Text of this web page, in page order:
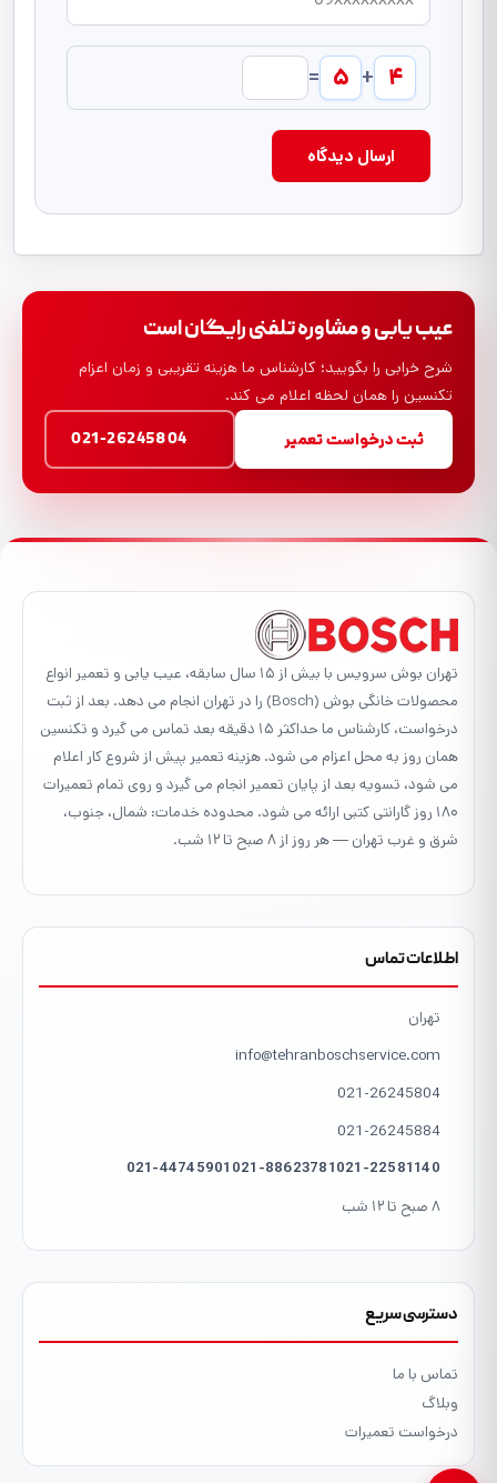
۴ + ۵ =
ارسال دیدگاه
عیب یابی و مشاوره تلفنی رایگان است
شرح خرابی را بگویید؛ کارشناس ما هزینه تقریبی و زمان اعزام
تکنسین را همان لحظه اعلام می کند.
ثبت درخواست تعمیر 021-26245804
تهران بوش سرویس با بیش از ۱۵ سال سابقه، عیب یابی و تعمیر انواع
محصولات خانگی بوش (Bosch) را در تهران انجام می دهد. بعد از ثبت
درخواست، کارشناس ما حداکثر ۱۵ دقیقه بعد تماس می گیرد و تکنسین
همان روز به محل اعزام می شود. هزینه تعمیر پیش از شروع کار اعلام
می شود، تسویه بعد از پایان تعمیر انجام می گیرد و روی تمام تعمیرات
۱۸۰ روز گارانتی کتبی ارائه می شود. محدوده خدمات: شمال، جنوب،
شرق و غرب تهران — هر روز از ۸ صبح تا ۱۲ شب.
اطلاعات تماس
تهران
info@tehranboschservice.com
021-26245804
021-26245884
021-22581140
021-88623781
021-44745901
۸ صبح تا ۱۲ شب
دسترسی سریع
تماس با ما
وبلاگ
درخواست تعمیرات